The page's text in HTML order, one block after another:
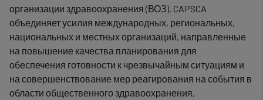
организации здравоохранения (ВОЗ). CAPSCA
объединяет усилия международных, региональных,
национальных и местных организаций, направленные
на повышение качества планирования для
обеспечения готовности к чрезвычайным ситуациям и
на совершенствование мер реагирования на события в
области общественного здравоохранения,